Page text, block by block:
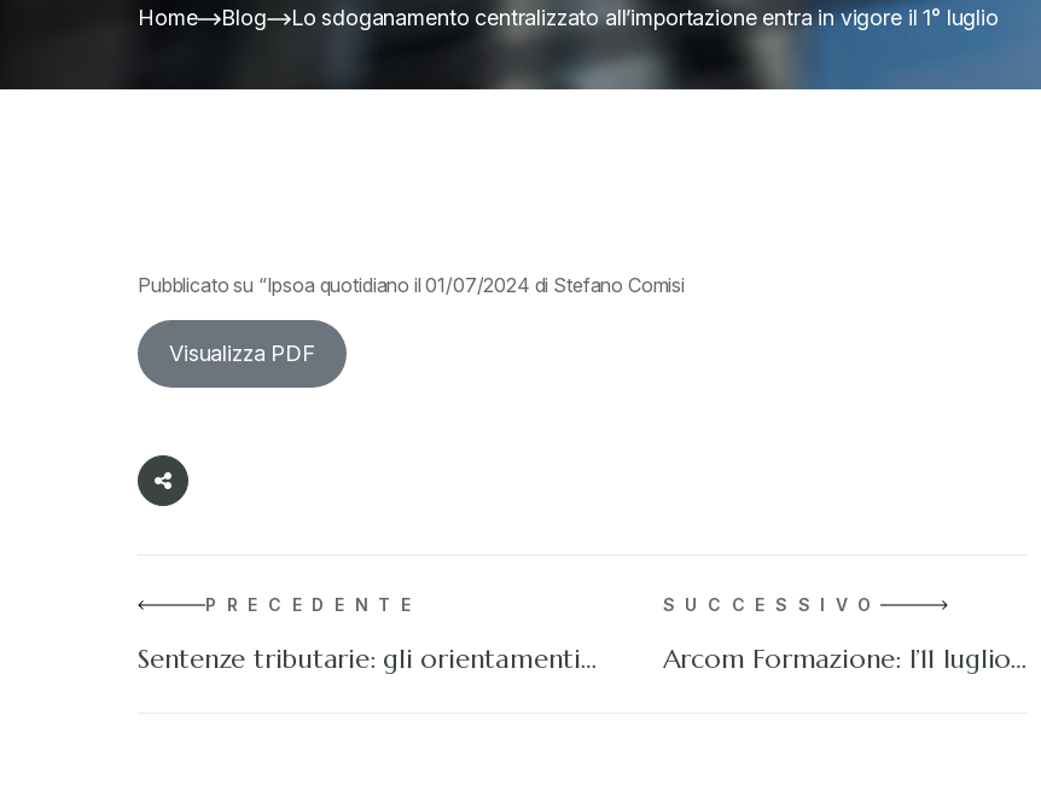
Home Blog Lo sdoganamento centralizzato all’importazione entra in vigore il 1° luglio
Pubblicato su “Ipsoa quotidiano il 01/07/2024 di Stefano Comisi
Visualizza PDF
PRECEDENTE
Sentenze tributarie: gli orientamenti…
SUCCESSIVO
Arcom Formazione: l’11 luglio…